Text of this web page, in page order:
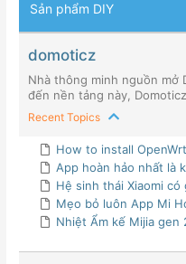
Sản phẩm DIY
domoticz
Nhà thông minh nguồn mở
đến nền tảng này,
Recent Topics
How to install
App hoàn hảo nhất là
Hệ sinh thái Xiaomi có
Mẹo bỏ luôn App Mi
Nhiệt Ẩm kế Mijia gen